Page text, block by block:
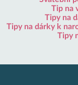
Tip na
Tipy na
Tipy na dárky k
Tipy